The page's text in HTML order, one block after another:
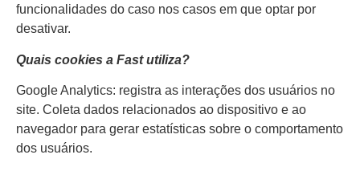
funcionalidades do caso nos casos em que optar por
desativar.
Quais cookies a Fast utiliza?
Google Analytics: registra as interações dos usuários no
site. Coleta dados relacionados ao dispositivo e ao
navegador para gerar estatísticas sobre o comportamento
dos usuários.